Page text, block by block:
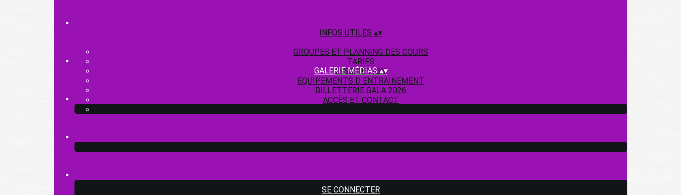
INFOS UTILES ▴▾
GROUPES ET PLANNING DES COURS
TARIFS
INSCRIPTION
EQUIPEMENTS D ENTRAINEMENT
BILLETTERIE GALA 2026
ACCÈS ET CONTACT
GALERIE MÉDIAS▴▾
SE CONNECTER